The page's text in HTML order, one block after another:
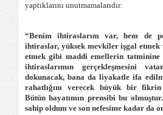
yaptıklarını unutmamalarıdır:
“Benim ihtiraslarım var, hem de
ihtiraslar, yüksek mevkiler işgal
etmek gibi maddi emellerin
ihtiraslarımın gerçekleşmesini
dokunacak, bana da liyakatle ifa
rahatlığını verecek büyük bir fikrin
Bütün hayatımın prensibi bu
sahip oldum ve son nefesime kadar da